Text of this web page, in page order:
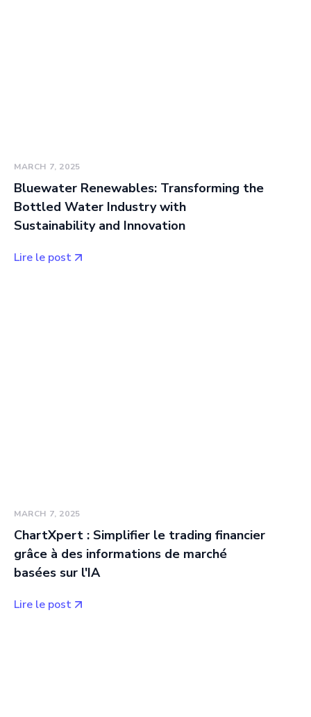
MARCH 7, 2025
Bluewater Renewables: Transforming the
Bottled Water Industry with
Sustainability and Innovation
Lire le post
MARCH 7, 2025
ChartXpert : Simplifier le trading financier
grâce à des informations de marché
basées sur l'IA
Lire le post